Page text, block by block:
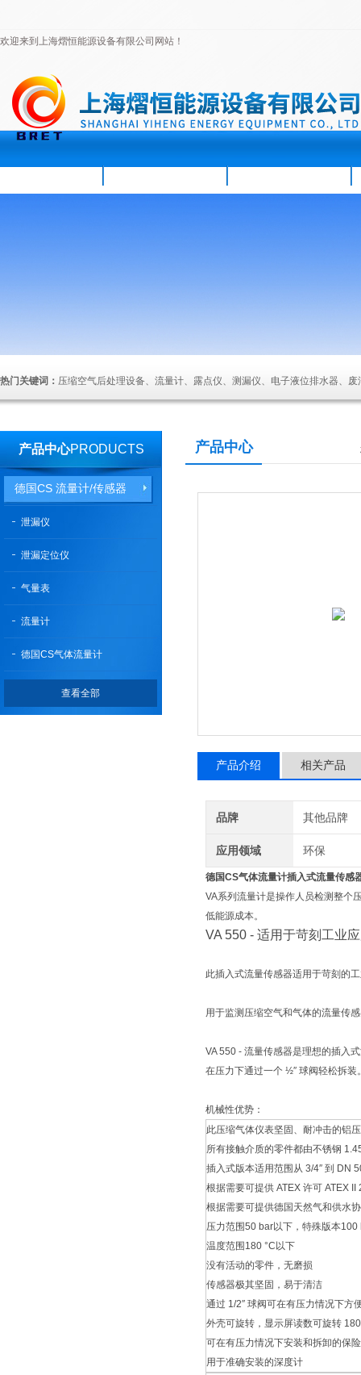
欢迎来到上海熠恒能源设备有限公司网站！
热门关键词： 压缩空气后处理设备、流量计、露点仪、测漏仪、电子液位排水器、
产品中心PRODUCTS
德国CS 流量计/传感器
泄漏仪
泄漏定位仪
气量表
流量计
德国CS气体流量计
查看全部
产品中心
产品介绍 相关产品
品牌 其他品牌
应用领域 环保
德国CS气体流量计插入式流量传感
VA系列流量计是操作人员检测整个
低能源成本。
VA 550 - 适用于苛刻工业
此插入式流量传感器适用于苛刻的
用于监测压缩空气和气体的流量传
VA 550 - 流量传感器是理想的插入
在压力下通过一个 ½″ 球阀轻松拆装
机械性优势：
此压缩气体仪表坚固、耐冲击的铝
所有接触介质的零件都由不锈钢
插入式版本适用范围从 3/4″ 到 DN
根据需要可提供 ATEX 许可 ATEX II
根据需要可提供德国天然气和供水
压力范围50 bar以下，特殊版本100
温度范围180 °C以下
没有活动的零件，无磨损
传感器极其坚固，易于清洁
通过 1/2″ 球阀可在有压力情况下方
外壳可旋转，显示屏读数可旋转
可在有压力情况下安装和拆卸的保
用于准确安装的深度计